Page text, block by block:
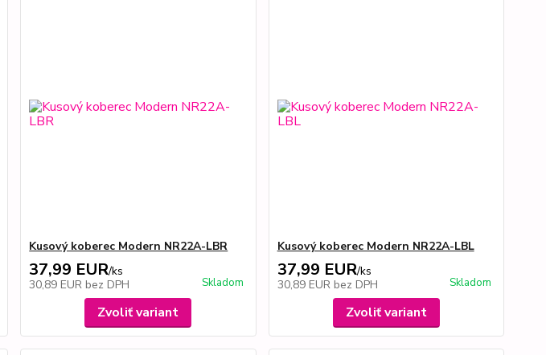
Kusový koberec Modern NR22A-LBR
37,99 EUR/ks
30,89 EUR bez DPH Skladom
Zvoliť variant
Kusový koberec Modern NR22A-LBL
37,99 EUR/ks
30,89 EUR bez DPH Skladom
Zvoliť variant